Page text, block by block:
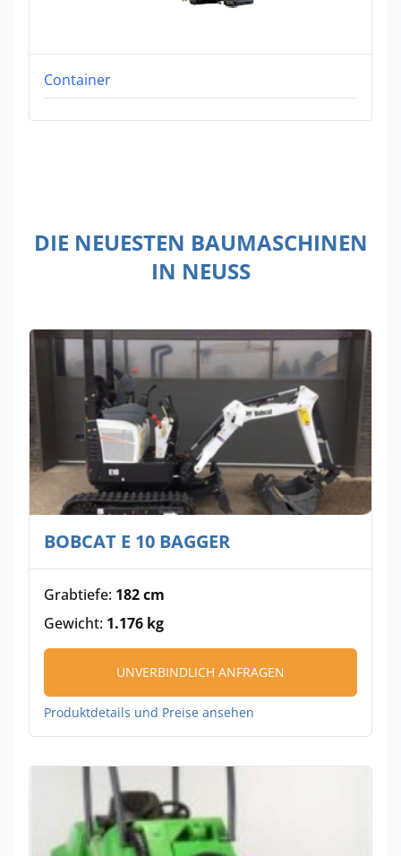
Container
DIE NEUESTEN BAUMASCHINEN
IN NEUSS
BOBCAT E 10 BAGGER
Grabtiefe: 182 cm
Gewicht: 1.176 kg
UNVERBINDLICH ANFRAGEN
Produktdetails und Preise ansehen